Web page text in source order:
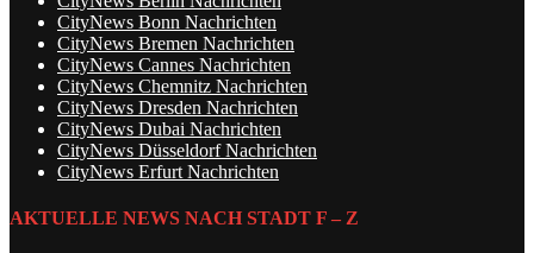
CityNews Bonn Nachrichten
CityNews Bremen Nachrichten
CityNews Cannes Nachrichten
CityNews Chemnitz Nachrichten
CityNews Dresden Nachrichten
CityNews Dubai Nachrichten
CityNews Düsseldorf Nachrichten
CityNews Erfurt Nachrichten
AKTUELLE NEWS NACH STADT F – Z